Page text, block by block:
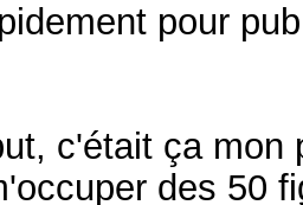
pour
c'était ça mon
des 50